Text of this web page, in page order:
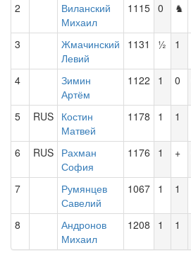
2
Виланский
Михаил
1115 0 ♞
3
Жмачинский
Левий
1131 ½ 1
4
Зимин
Артём
1122 1 0
5 RUS Костин
Матвей
1178 1 1
6 RUS Рахман
София
1176 1 +
7
Румянцев
Савелий
1067 1 1
8
Андронов
Михаил
1208 1 1